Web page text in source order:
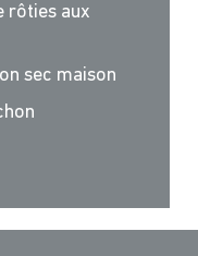
rôties aux
sec maison